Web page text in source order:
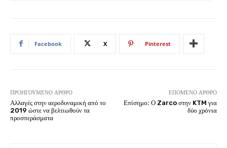
Facebook X Pinterest
ΠΡΟΗΓΟΎΜΕΝΟ ΆΡΘΡΟ
Αλλαγές στην αεροδυναμική από το
2019 ώστε να βελτιωθούν τα
προσπεράσματα
ΕΠΌΜΕΝΟ ΆΡΘΡΟ
Επίσημο: Ο Zarco στην KTM για
δύο χρόνια